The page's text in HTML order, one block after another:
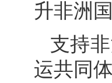
升非洲
支持
运共同